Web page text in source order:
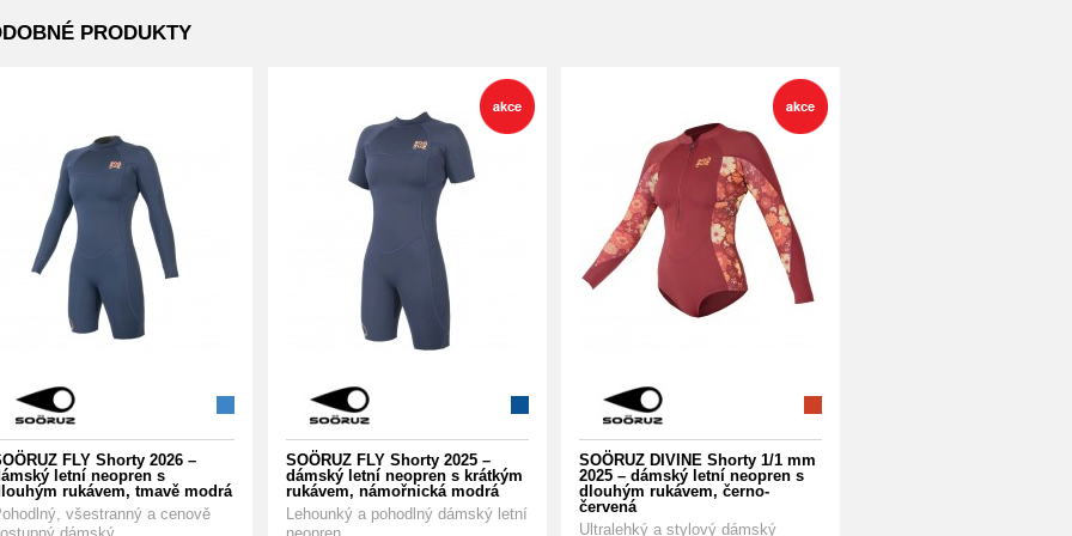
PRODUKTY
FLY Shorty 2026 –
letní neopren s
rukávem, tmavě modrá
všestranný a cenově
SOÖRUZ FLY Shorty 2025 –
dámský letní neopren s krátkým
rukávem, námořnická modrá
Lehounký a pohodlný dámský letní
SOÖRUZ DIVINE Shorty 1/1 mm
2025 – dámský letní neopren s
dlouhým rukávem, černo-
červená
Ultralehký a stylový dámský